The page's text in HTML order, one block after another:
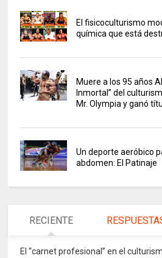
El fisicoculturismo
química que está
Muere a los 95 años
Inmortal” del
Mr. Olympia y ganó
Un deporte aeróbico
abdomen: El Patinaje
RECIENTE
El “carnet profesional” en el